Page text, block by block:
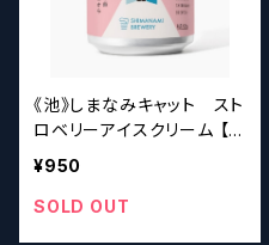
《池》しまなみキャット スト
ロベリーアイスクリーム 【ク
ラフトビールシザーズ】
¥950
SOLD OUT